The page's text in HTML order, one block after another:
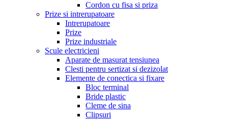
Cordon cu fisa si priza
Prize si intrerupatoare
Intrerupatoare
Prize
Prize industriale
Scule electricieni
Aparate de masurat tensiunea
Clesti pentru sertizat si dezizolat
Elemente de conectica si fixare
Bloc terminal
Bride plastic
Cleme de sina
Clipsuri